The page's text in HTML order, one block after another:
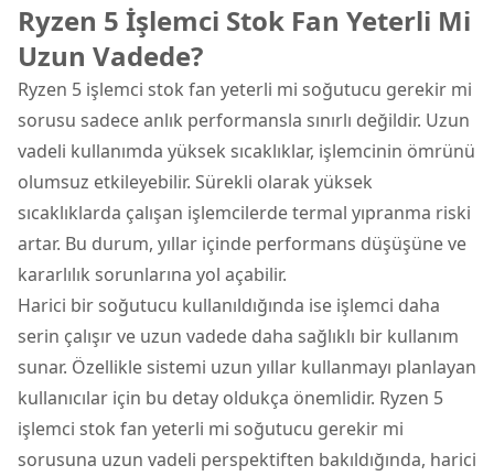
Ryzen 5 İşlemci Stok Fan Yeterli Mi
Uzun Vadede?
Ryzen 5 işlemci stok fan yeterli mi soğutucu gerekir mi
sorusu sadece anlık performansla sınırlı değildir. Uzun
vadeli kullanımda yüksek sıcaklıklar, işlemcinin ömrünü
olumsuz etkileyebilir. Sürekli olarak yüksek
sıcaklıklarda çalışan işlemcilerde termal yıpranma riski
artar. Bu durum, yıllar içinde performans düşüşüne ve
kararlılık sorunlarına yol açabilir.
Harici bir soğutucu kullanıldığında ise işlemci daha
serin çalışır ve uzun vadede daha sağlıklı bir kullanım
sunar. Özellikle sistemi uzun yıllar kullanmayı planlayan
kullanıcılar için bu detay oldukça önemlidir. Ryzen 5
işlemci stok fan yeterli mi soğutucu gerekir mi
sorusuna uzun vadeli perspektiften bakıldığında, harici